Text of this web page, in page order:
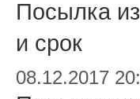
Посылка из
и срок
08.12.2017